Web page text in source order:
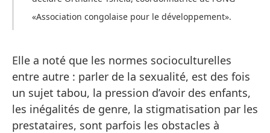
«Association congolaise pour le développement».
Elle a noté que les normes socioculturelles
entre autre : parler de la sexualité, est des fois
un sujet tabou, la pression d’avoir des enfants,
les inégalités de genre, la stigmatisation par les
prestataires, sont parfois les obstacles à